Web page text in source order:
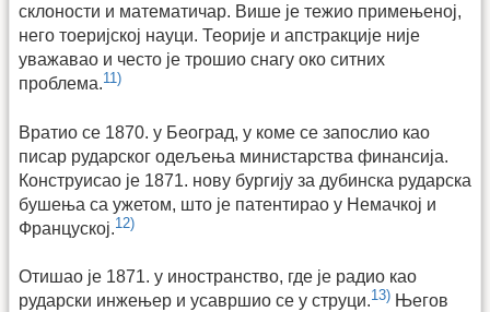
склоности и математичар. Више је тежио примењеној,
него тоеријској науци. Теорије и апстракције није
уважавао и често је трошио снагу око ситних
проблема.11)
Вратио се 1870. у Београд, у коме се запослио као
писар рударског одељења министарства финансија.
Конструисао је 1871. нову бургију за дубинска рударска
бушења са ужетом, што је патентирао у Немачкој и
Француској.12)
Отишао је 1871. у иностранство, где је радио као
рударски инжењер и усавршио се у струци.13) Његов